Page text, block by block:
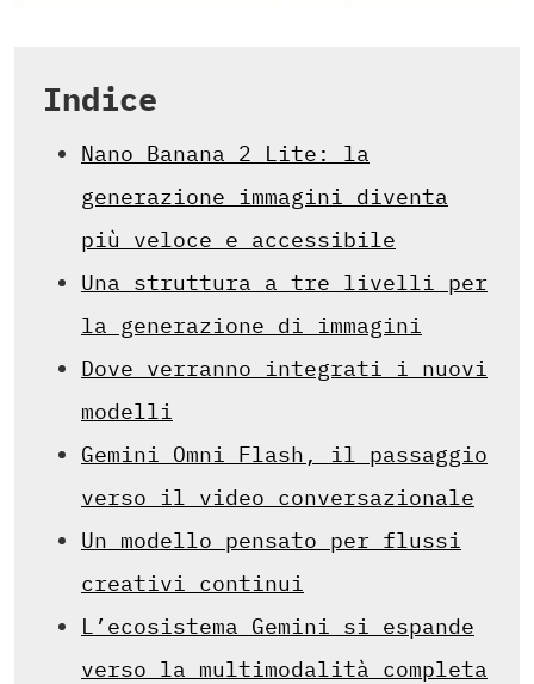
Indice
Nano Banana 2 Lite: la
generazione immagini diventa
più veloce e accessibile
Una struttura a tre livelli per
la generazione di immagini
Dove verranno integrati i nuovi
modelli
Gemini Omni Flash, il passaggio
verso il video conversazionale
Un modello pensato per flussi
creativi continui
L’ecosistema Gemini si espande
verso la multimodalità completa